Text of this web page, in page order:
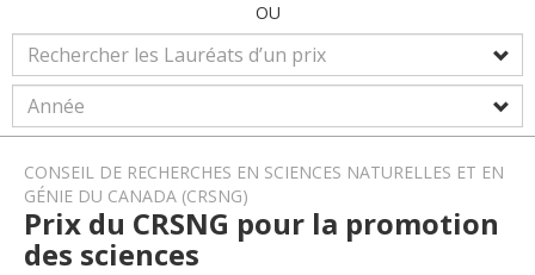
OU
CONSEIL DE RECHERCHES EN SCIENCES NATURELLES ET EN
GÉNIE DU CANADA (CRSNG)
Prix du CRSNG pour la promotion
des sciences